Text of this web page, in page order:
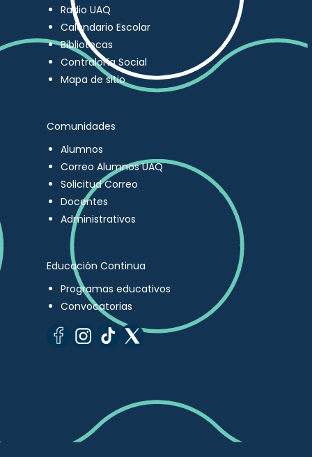
Radio UAQ
Calendario Escolar
Bibliotecas
Contraloría Social
Mapa de sitio
Comunidades
Alumnos
Correo Alumnos UAQ
Solicitud Correo
Docentes
Administrativos
Educación Continua
Programas educativos
Convocatorias